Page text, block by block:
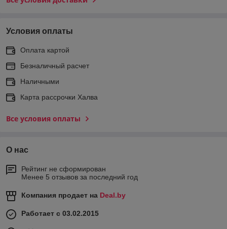
Условия оплаты
Оплата картой
Безналичный расчет
Наличными
Карта рассрочки Халва
Все условия оплаты
О нас
Рейтинг не сформирован
Менее 5 отзывов за последний год
Компания продает на Deal.by
Работает с 03.02.2015